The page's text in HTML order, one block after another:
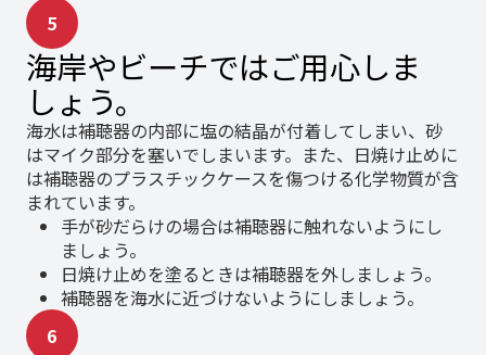
5
海岸やビーチではご用心しま
しょう。
海水は補聴器の内部に塩の結晶が付着してしまい、砂
はマイク部分を塞いでしまいます。また、日焼け止めに
は補聴器のプラスチックケースを傷つける化学物質が含
まれています。
手が砂だらけの場合は補聴器に触れないようにし
ましょう。
日焼け止めを塗るときは補聴器を外しましょう。
補聴器を海水に近づけないようにしましょう。
6